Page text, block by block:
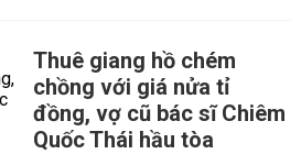
Thuê giang hồ chém
chồng với giá nửa tỉ
đồng, vợ cũ bác sĩ Chiêm
Quốc Thái hầu tòa